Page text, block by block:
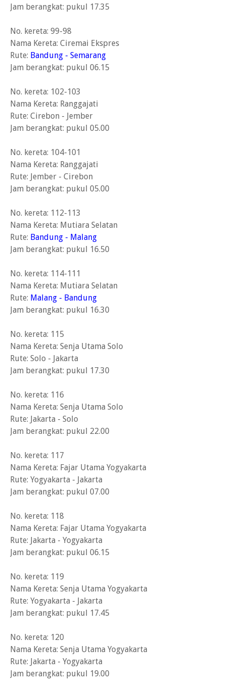
Jam berangkat: pukul 17.35
No. kereta: 99-98
Nama Kereta: Ciremai Ekspres
Rute: Bandung - Semarang
Jam berangkat: pukul 06.15
No. kereta: 102-103
Nama Kereta: Ranggajati
Rute: Cirebon - Jember
Jam berangkat: pukul 05.00
No. kereta: 104-101
Nama Kereta: Ranggajati
Rute: Jember - Cirebon
Jam berangkat: pukul 05.00
No. kereta: 112-113
Nama Kereta: Mutiara Selatan
Rute: Bandung - Malang
Jam berangkat: pukul 16.50
No. kereta: 114-111
Nama Kereta: Mutiara Selatan
Rute: Malang - Bandung
Jam berangkat: pukul 16.30
No. kereta: 115
Nama Kereta: Senja Utama Solo
Rute: Solo - Jakarta
Jam berangkat: pukul 17.30
No. kereta: 116
Nama Kereta: Senja Utama Solo
Rute: Jakarta - Solo
Jam berangkat: pukul 22.00
No. kereta: 117
Nama Kereta: Fajar Utama Yogyakarta
Rute: Yogyakarta - Jakarta
Jam berangkat: pukul 07.00
No. kereta: 118
Nama Kereta: Fajar Utama Yogyakarta
Rute: Jakarta - Yogyakarta
Jam berangkat: pukul 06.15
No. kereta: 119
Nama Kereta: Senja Utama Yogyakarta
Rute: Yogyakarta - Jakarta
Jam berangkat: pukul 17.45
No. kereta: 120
Nama Kereta: Senja Utama Yogyakarta
Rute: Jakarta - Yogyakarta
Jam berangkat: pukul 19.00